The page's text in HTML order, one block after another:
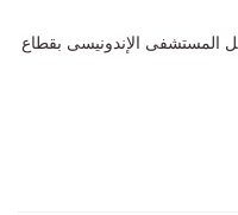
المستشفى الإندونيسى بقطاع